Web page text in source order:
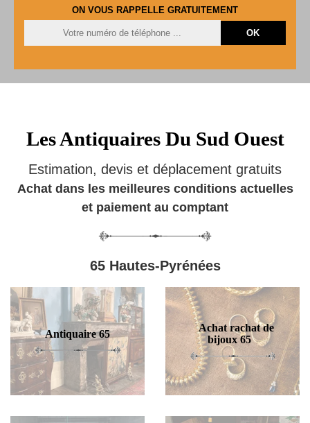
ON VOUS RAPPELLE GRATUITEMENT
Les Antiquaires Du Sud Ouest
Estimation, devis et déplacement gratuits
Achat dans les meilleures conditions actuelles
et paiement au comptant
65 Hautes-Pyrénées
Antiquaire 65
Achat rachat de
bijoux 65